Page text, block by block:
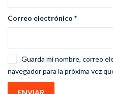
Correo electrónico *
Guarda mi nombre, correo
navegador para la próxima vez